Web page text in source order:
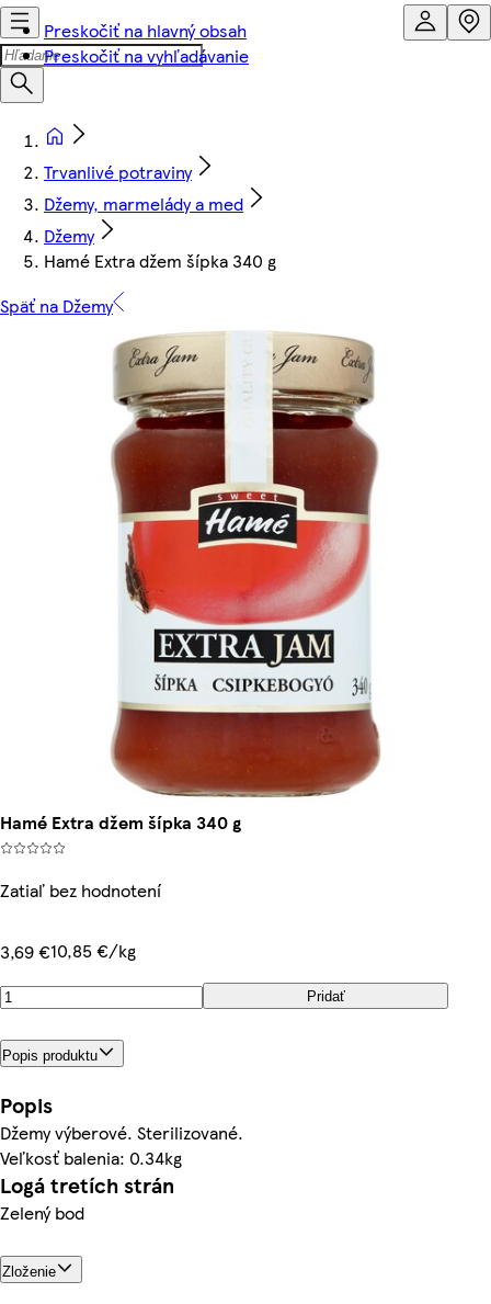
Preskočiť na hlavný obsah
Preskočiť na vyhľadávanie
Trvanlivé potraviny
Džemy, marmelády a med
Džemy
Hamé Extra džem šípka 340 g
Späť na Džemy
Hamé Extra džem šípka 340 g
Zatiaľ bez hodnotení
3,69 €10,85 €/kg
Pridať
Popis produktu
Popis
Džemy výberové. Sterilizované.
Veľkosť balenia: 0.34kg
Logá tretích strán
Zelený bod
Zloženie